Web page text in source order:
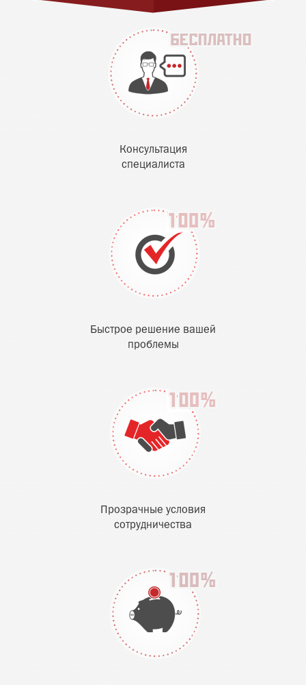
Консультация
специалиста
Быстрое решение вашей
проблемы
Прозрачные условия
сотрудничества